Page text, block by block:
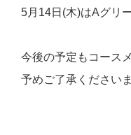
5月14日(木)はAグリ
今後の予定もコース
予めご了承くださいま